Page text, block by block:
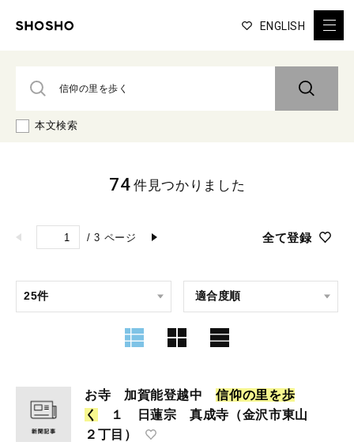
ENGLISH
本文検索
/ 3 ページ 全て登録
74 件見つかりました
お寺 加賀能登越中信仰の里を歩
く
１ 日蓮宗 真成寺（金沢市東山
２丁目）